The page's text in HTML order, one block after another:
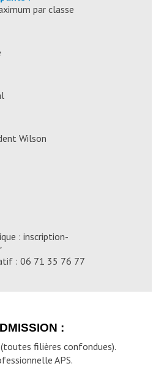
par classe
Wilson
: inscription-
: 06 71 35 76 77
:
filières confondues).
APS.